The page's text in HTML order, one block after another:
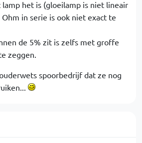
het is (gloeilamp is niet lineair
in serie is ook niet exact te
de 5% zit is zelfs met groffe
zeggen.
spoorbedrijf dat ze nog